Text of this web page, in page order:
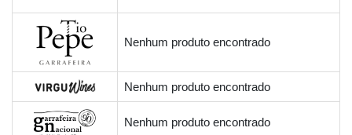
Nenhum produto encontrado
Nenhum produto encontrado
Nenhum produto encontrado